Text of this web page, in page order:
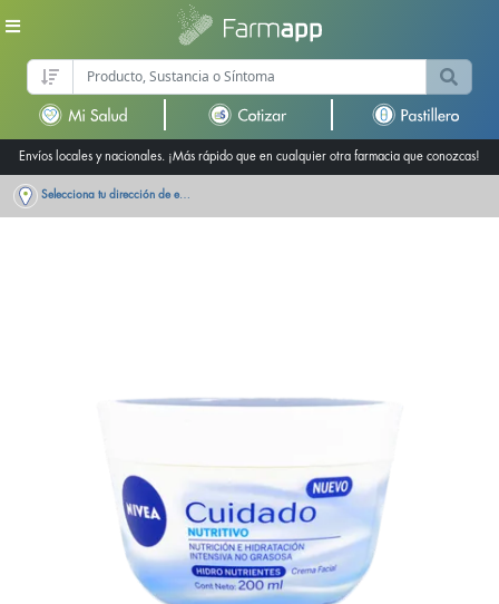
Envíos locales y nacionales. ¡Más rápido que en cualquier otra farmacia que conozcas!
Selecciona tu dirección de entrega